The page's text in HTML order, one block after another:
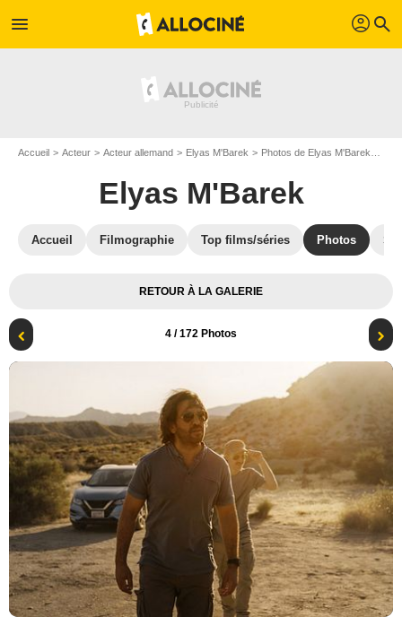
menu profil search
Accueil Acteur Acteur allemand Elyas M'Barek Photos de Elyas M'Barek
Elyas M'Barek
Accueil Filmographie Top films/séries Photos
RETOUR À LA GALERIE
4 / 172 Photos